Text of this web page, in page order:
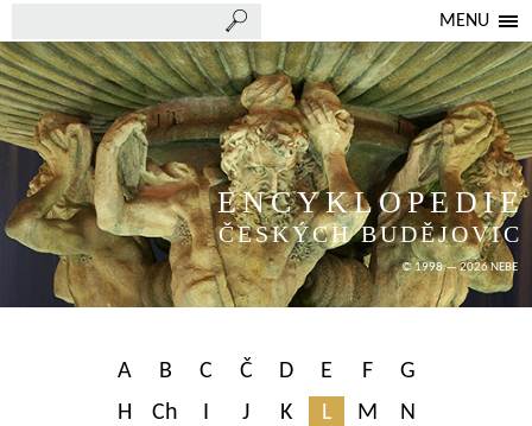
MENU
ENCYKLOPEDIE
ČESKÝCH BUDĚJOVIC
© 1998 — 2026 NEBE
A B C Č D E F
G
H
Ch I J K L M
N